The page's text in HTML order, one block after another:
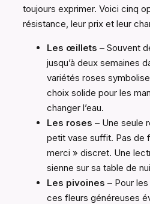
toujours exprimer. Voici cinq
résistance, leur prix et leur
Les œillets – Souvent
jusqu’à deux semaines
variétés roses
choix solide pour les
changer l’eau.
Les roses – Une seule
petit vase suffit. Pas de
merci » discret. Une
sienne sur sa table de
Les pivoines – Pour
ces fleurs généreuses